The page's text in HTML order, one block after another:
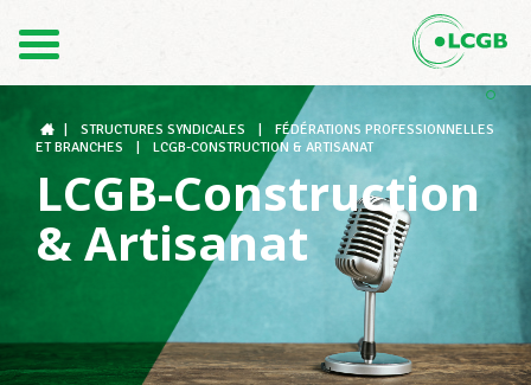
DE
Le LCGB
Structures syndicales
STRUCTURES SYNDICALES
FÉDÉRATIONS PROFESSIONNELLES
ET BRANCHES
LCGB-CONSTRUCTION & ARTISANAT
LCGB-Construction
& Artisanat
2